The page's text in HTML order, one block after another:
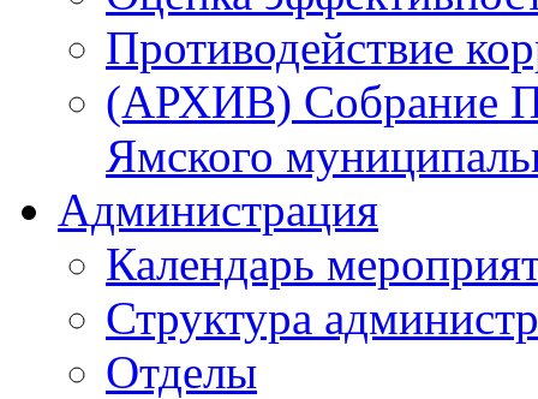
Противодействие
(АРХИВ) Собрание
Ямского
Администрация
Календарь
Структура
Отделы